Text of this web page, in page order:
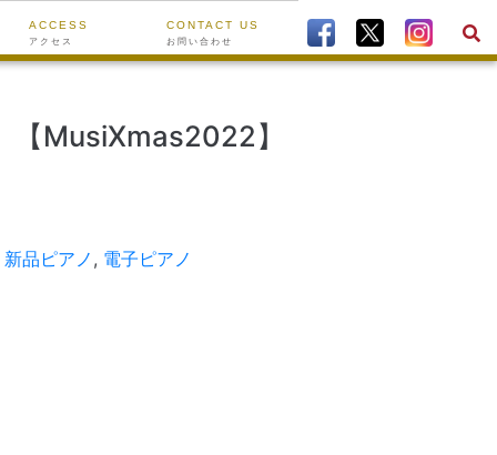
ACCESS
アクセス
CONTACT US
お問い合わせ
MusiXmas2022】
新品ピアノ , 電子ピアノ